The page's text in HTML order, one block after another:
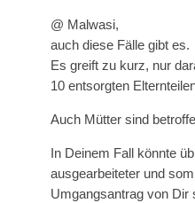
@ Malwasi,
auch diese Fälle gibt es.
Es greift zu kurz, nur
10 entsorgten
Auch Mütter sind
In Deinem Fall könnte
ausgearbeiteter und
Umgangsantrag von Dir